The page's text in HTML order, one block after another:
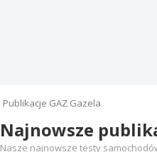
Publikacje GAZ Gazela
Najnowsze
Nasze najnowsze testy